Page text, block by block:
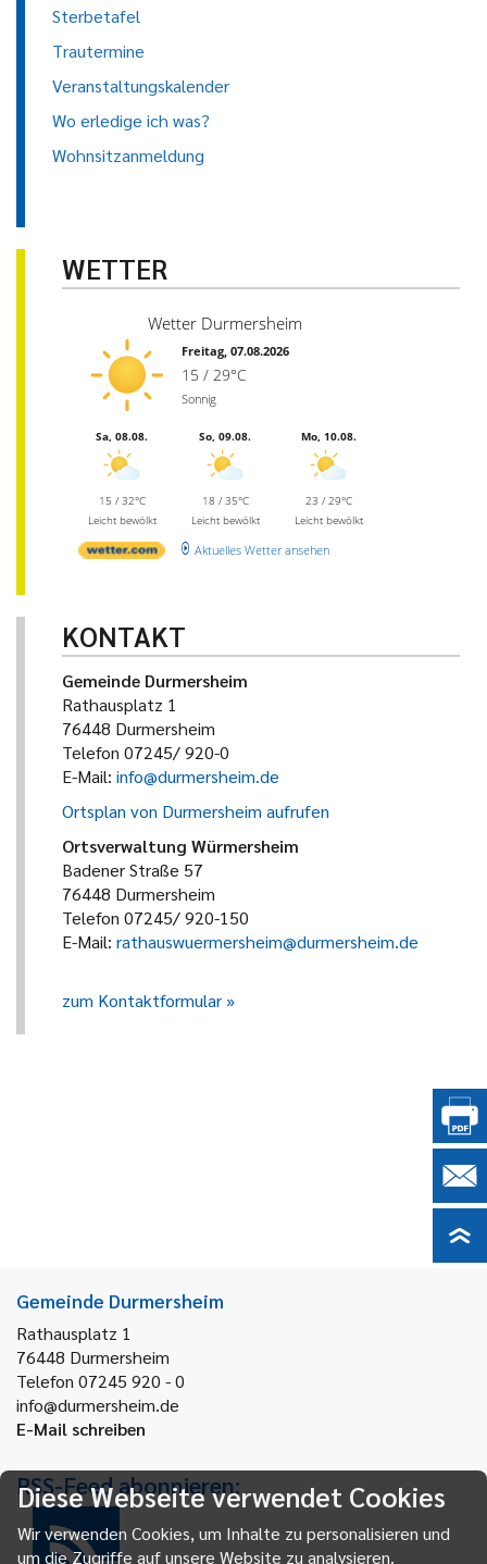
Sterbetafel
Trautermine
Veranstaltungskalender
Wo erledige ich was?
Wohnsitzanmeldung
WETTER
Wetter Durmersheim
Freitag, 07.08.2026
15 / 29°C
Sonnig
Sa, 08.08.
15 / 32°C
Leicht bewölkt
So, 09.08.
18 / 35°C
Leicht bewölkt
Mo, 10.08.
23 / 29°C
Leicht bewölkt
Aktuelles Wetter ansehen
KONTAKT
Gemeinde Durmersheim
Rathausplatz 1
76448 Durmersheim
Telefon 07245/ 920-0
E-Mail: info@durmersheim.de
Ortsplan von Durmersheim aufrufen
Ortsverwaltung Würmersheim
Badener Straße 57
76448 Durmersheim
Telefon 07245/ 920-150
E-Mail: rathauswuermersheim@durmersheim.de
zum Kontaktformular
Gemeinde Durmersheim
Rathausplatz 1
76448 Durmersheim
Telefon 07245 920 - 0
info@durmersheim.de
E-Mail schreiben
RSS-Feed abonnieren:
Diese Webseite verwendet Cookies
Wir verwenden Cookies, um Inhalte zu personalisieren und
um die Zugriffe auf unsere Website zu analysieren.